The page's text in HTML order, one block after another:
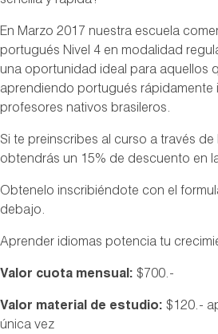
En Marzo 2017 nuestra escuela
portugués Nivel 4 en modalidad
una oportunidad ideal para aquellos
aprendiendo portugués rápidamente
profesores nativos brasileros.
Si te preinscribes al curso a través
obtendrás un 15% de descuento en
Obtenelo inscribiéndote con el
debajo.
Aprender idiomas potencia tu
Valor cuota mensual: $700.-
Valor material de estudio: $120.-
única vez